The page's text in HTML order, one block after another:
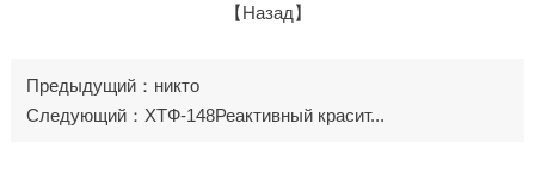
【Назад】
Предыдущий：никто
Следующий：ХТФ-148Реактивный красит...